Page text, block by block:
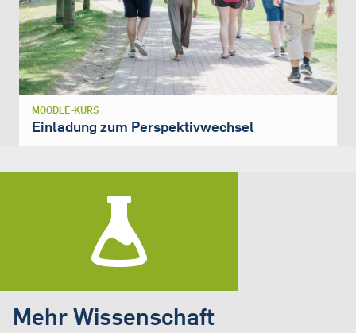
MOODLE-KURS
Einladung zum Perspektivwechsel
Mehr Wissenschaft